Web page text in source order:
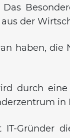
der
haben,
durch
Gründer